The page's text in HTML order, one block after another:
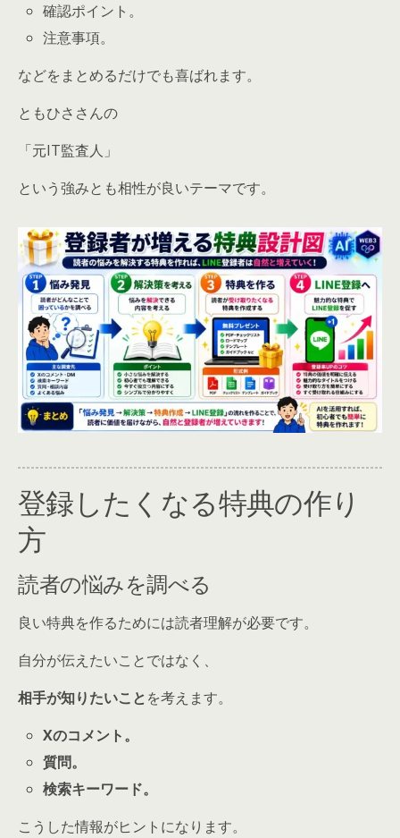
確認ポイント。
注意事項。
などをまとめるだけでも喜ばれます。
ともひささんの
「元IT監査人」
という強みとも相性が良いテーマです。
登録したくなる特典の作り
方
読者の悩みを調べる
良い特典を作るためには読者理解が必要です。
自分が伝えたいことではなく、
相手が知りたいことを考えます。
Xのコメント。
質問。
検索キーワード。
こうした情報がヒントになります。